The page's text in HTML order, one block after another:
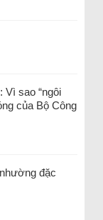
Vì sao “ngôi
của Bộ Công
đặc